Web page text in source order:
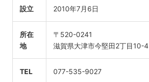
設立 2010年7月6日
所在
地
〒520-0241
滋賀県大津市今堅田2丁目10-4
TEL 077-535-9027